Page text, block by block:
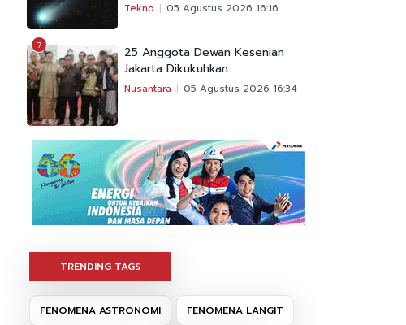
Tekno 05 Agustus 2026 16:16
7
25 Anggota Dewan Kesenian
Jakarta Dikukuhkan
Nusantara 05 Agustus 2026 16:34
TRENDING TAGS
FENOMENA ASTRONOMI FENOMENA LANGIT